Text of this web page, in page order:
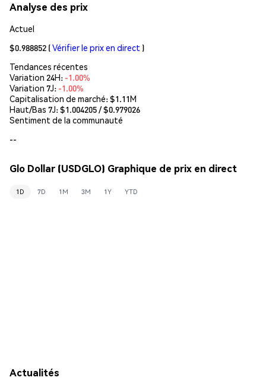
Analyse des prix
Actuel
$0.988852 (Vérifier le prix en direct )
Tendances récentes
Variation 24H: -1.00%
Variation 7J: -1.00%
Capitalisation de marché:$1.11M
Haut/Bas 7J: $1.004205/ $0.979026
Sentiment de la communauté
--
Glo Dollar (USDGLO) Graphique de prix en direct
1D 7D 1M 3M 1Y YTD
Actualités